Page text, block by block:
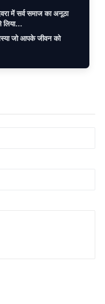
में सर्व समाज का अनूठा
जो आपके जीवन को